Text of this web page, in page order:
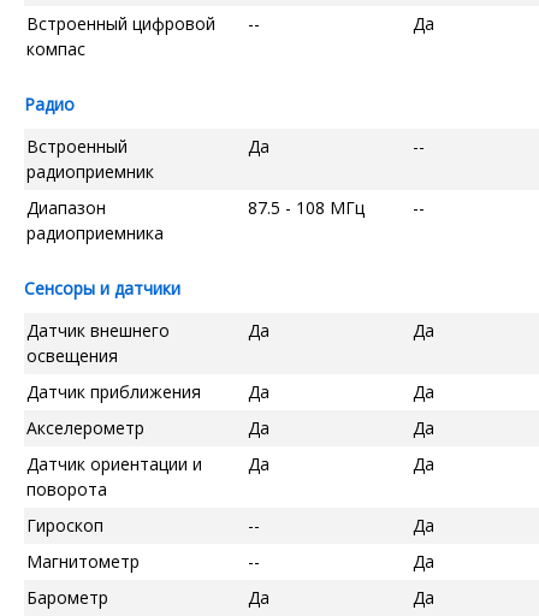
Встроенный цифровой
компас
-- Да
Радио
Встроенный
радиоприемник
Да --
Диапазон
радиоприемника
87.5 - 108 МГц --
Сенсоры и датчики
Датчик внешнего
освещения
Да Да
Датчик приближения Да
Да
Акселерометр
Да
Да
Датчик ориентации и
поворота
Да Да
Гироскоп --
Да
Магнитометр
--
Да
Барометр
Да Да